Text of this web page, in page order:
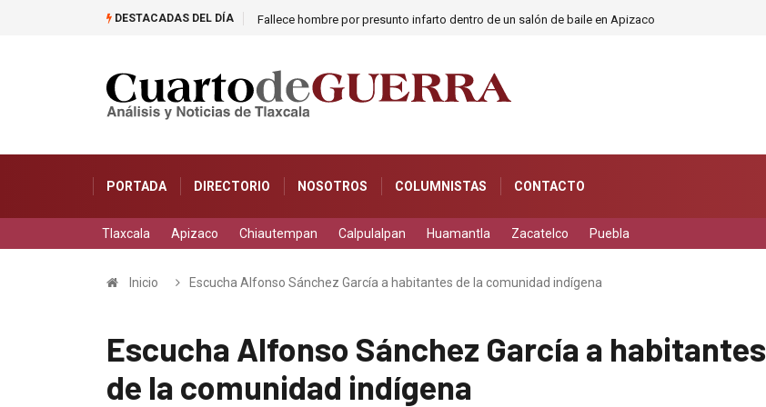
DESTACADAS DEL DÍA Fallece hombre por presunto infarto dentro de un salón de baile en Apizaco
PORTADA DIRECTORIO NOSOTROS COLUMNISTAS CONTACTO
Tlaxcala Apizaco Chiautempan Calpulalpan Huamantla Zacatelco Puebla
Inicio Escucha Alfonso Sánchez García a habitantes de la comunidad indígena
Escucha Alfonso Sánchez García a habitantes
de la comunidad indígena